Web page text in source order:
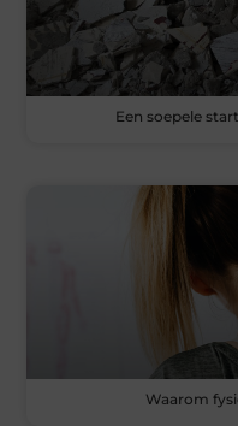
Een soepele
Waarom